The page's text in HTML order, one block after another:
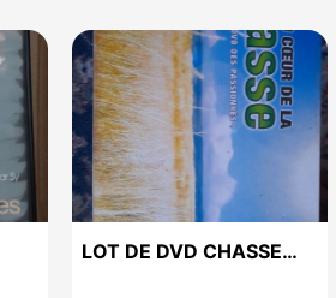
LOT DE DVD CHASSE